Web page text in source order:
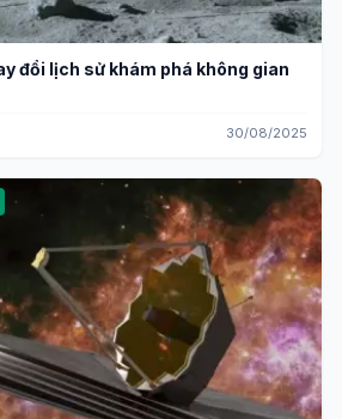
đổi lịch sử khám phá không gian
30/08/2025